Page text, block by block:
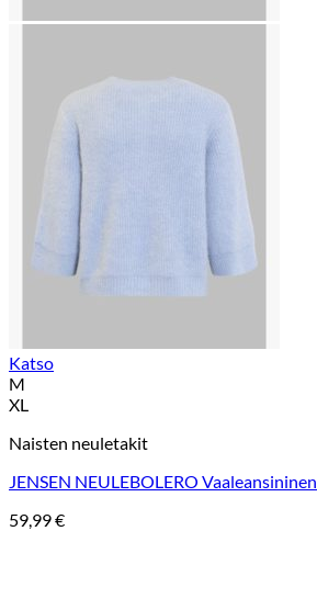
Katso
M
XL
Naisten neuletakit
JENSEN NEULEBOLERO Vaaleansininen
59,99€